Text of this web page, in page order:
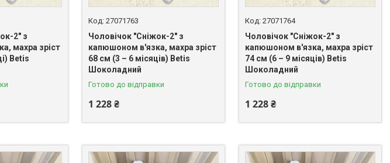
2" з
махра зріст
Betis
27071763
Чоловічок "Сніжок-2" з
капюшоном в'язка, махра зріст
68 см (3 – 6 місяців) Betis
Шоколадний
Готово до відправки
1 228 ₴
27071764
Чоловічок "Сніжок-2" з
капюшоном в'язка, махра зріст
74 см (6 – 9 місяців) Betis
Шоколадний
Готово до відправки
1 228 ₴